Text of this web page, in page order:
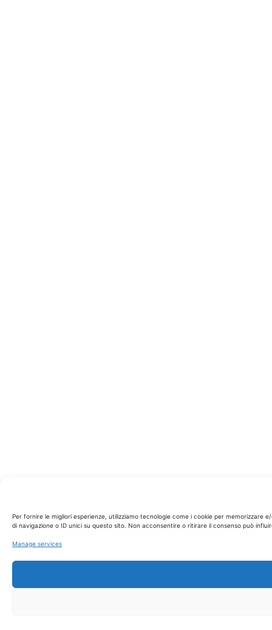
Per fornire le migliori esperienze, utilizziamo tecnologie come i cookie per
di navigazione o ID unici su questo sito. Non acconsentire o ritirare il consenso può
Manage services